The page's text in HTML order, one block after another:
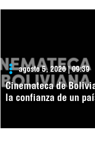
agosto 5, 2026 | 09:39
Cinemateca de
la confianza de un